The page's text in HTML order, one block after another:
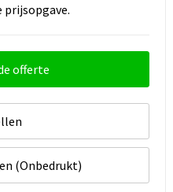
prijsopgave.
offerte
(Onbedrukt)